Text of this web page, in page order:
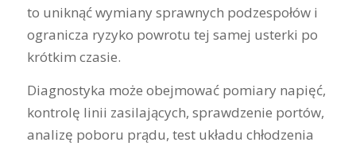
to uniknąć wymiany sprawnych podzespołów i
ogranicza ryzyko powrotu tej samej usterki po
krótkim czasie.
Diagnostyka może obejmować pomiary napięć,
kontrolę linii zasilających, sprawdzenie portów,
analizę poboru prądu, test układu chłodzenia